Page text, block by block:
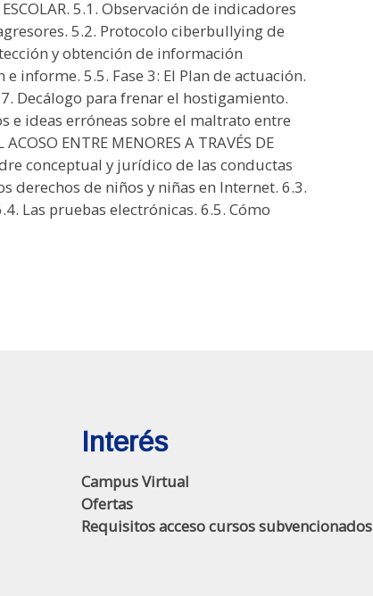
ESCOLAR. 5.1. Observación de indicadores
5.2. Protocolo ciberbullying de
y obtención de información
informe. 5.5. Fase 3: El Plan de actuación.
Decálogo para frenar el hostigamiento.
e ideas erróneas sobre el maltrato entre
ENTRE MENORES A TRAVÉS DE
conceptual y jurídico de las conductas
derechos de niños y niñas en Internet. 6.3.
Las pruebas electrónicas. 6.5. Cómo
Interés
Campus Virtual
Ofertas
Requisitos acceso cursos subvencionados